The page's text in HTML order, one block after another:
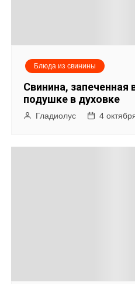
Блюда из свинины
Свинина, запеченная
подушке в духовке
Гладиолус 4